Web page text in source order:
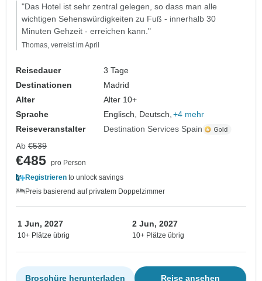
"Das Hotel ist sehr zentral gelegen, so dass man alle
wichtigen Sehenswürdigkeiten zu Fuß - innerhalb 30
Minuten Gehzeit - erreichen kann."
Thomas, verreist im April
Reisedauer
3 Tage
Destinationen
Madrid
Alter
Alter 10+
Sprache
Englisch, Deutsch, +4 mehr
Reiseveranstalter
Destination Services Spain
Ab €539
€485 pro Person
Registrieren to unlock savings
Preis basierend auf privatem Doppelzimmer
1 Jun, 2027
10+ Plätze übrig
2 Jun, 2027
10+ Plätze übrig
Reise ansehen
Broschüre herunterladen